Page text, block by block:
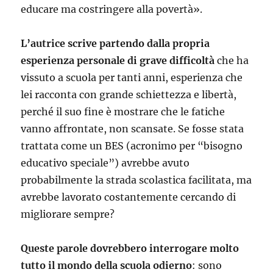
educare ma costringere alla povertà».
L’autrice scrive partendo dalla propria
esperienza personale di grave difficoltà che ha
vissuto a scuola per tanti anni, esperienza che
lei racconta con grande schiettezza e libertà,
perché il suo fine è mostrare che le fatiche
vanno affrontate, non scansate. Se fosse stata
trattata come un BES (acronimo per “bisogno
educativo speciale”) avrebbe avuto
probabilmente la strada scolastica facilitata, ma
avrebbe lavorato costantemente cercando di
migliorare sempre?
Queste parole dovrebbero interrogare molto
tutto il mondo della scuola odierno: sono